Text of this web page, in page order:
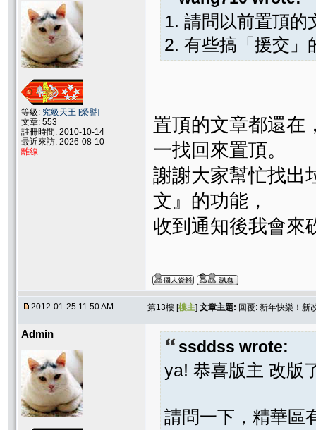
等級: 究級天王 [榮譽]
文章: 553
註冊時間: 2010-10-14
最近來訪: 2026-08-10
離線
1. 請問以前置頂的
2. 有些搞「援交
置頂的文章都還在
一找回來置頂。
謝謝大家幫忙找出
文』的功能，
收到通知後我會來
2012-01-25 11:50 AM 第13樓 [樓主] 文章主題: 回覆: 新年快樂！新
Admin
ssddss wrote:
ya! 恭喜版主 改版
請問一下，精華區